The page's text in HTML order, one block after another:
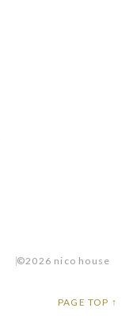
©2026 nico house
PAGE TOP ↑